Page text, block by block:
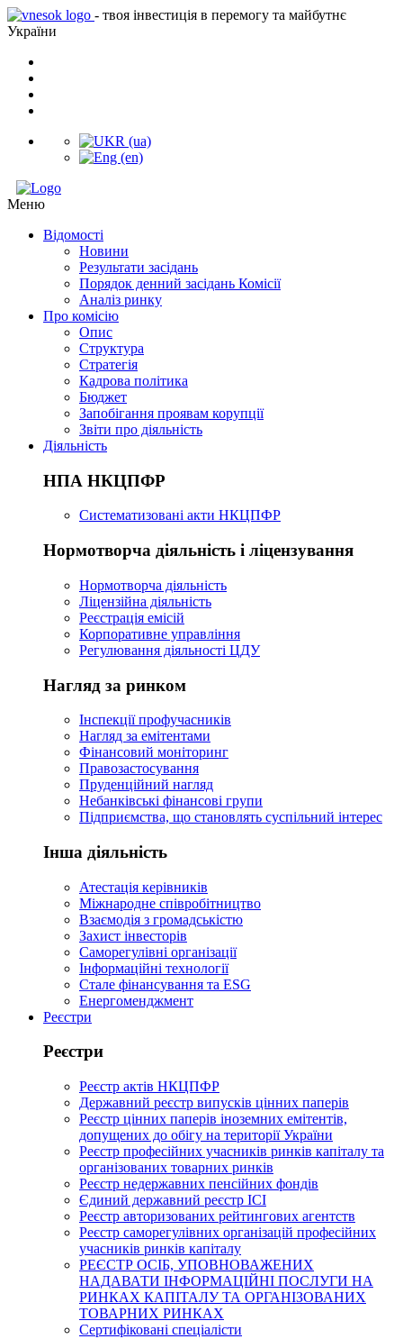
- твоя інвестиція в перемогу та майбутнє
України
Меню
Відомості
Новини
Результати засідань
Порядок денний засідань Комісії
Аналіз ринку
Про комісію
Опис
Структура
Стратегія
Кадрова політика
Бюджет
Запобігання проявам корупції
Звіти про діяльність
Діяльність
НПА НКЦПФР
Систематизовані акти НКЦПФР
Нормотворча діяльність і ліцензування
Нормотворча діяльність
Ліцензійна діяльність
Реєстрація емісій
Корпоративне управління
Регулювання діяльності ЦДУ
Нагляд за ринком
Інспекції профучасників
Нагляд за емітентами
Фінансовий моніторинг
Правозастосування
Пруденційний нагляд
Небанківські фінансові групи
Підприємства, що становлять суспільний інтерес
Інша діяльність
Атестація керівників
Міжнародне співробітництво
Взаємодія з громадськістю
Захист інвесторів
Саморегулівні організації
Інформаційні технології
Стале фінансування та ESG
Енергоменджмент
Реєстри
Реєстри
Реєстр актів НКЦПФР
Державний реєстр випусків цінних паперів
Реєстр цінних паперів іноземних емітентів,
допущених до обігу на території України
Реєстр професійних учасників ринків капіталу та
організованих товарних ринків
Реєстр недержавних пенсійних фондів
Єдиний державний реєстр ІСІ
Реєстр авторизованих рейтингових агентств
Реєстр саморегулівних організацій професійних
учасників ринків капіталу
РЕЄСТР ОСІБ, УПОВНОВАЖЕНИХ
НАДАВАТИ ІНФОРМАЦІЙНІ ПОСЛУГИ НА
РИНКАХ КАПІТАЛУ ТА ОРГАНІЗОВАНИХ
ТОВАРНИХ РИНКАХ
Сертифіковані спеціалісти